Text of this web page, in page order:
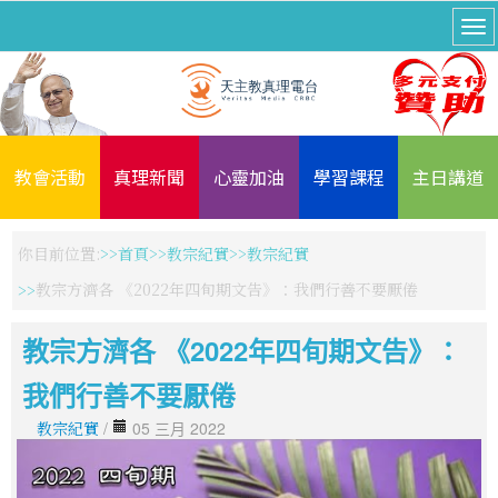
教會活動 真理新聞 心靈加油 學習課程 主日講道
你目前位置: 首頁 教宗紀實
教宗紀實
教宗方濟各 《2022年四旬期文告》：我們行善不要厭倦
教宗方濟各 《2022年四旬期文告》：
我們行善不要厭倦
教宗紀實 / 05 三月 2022